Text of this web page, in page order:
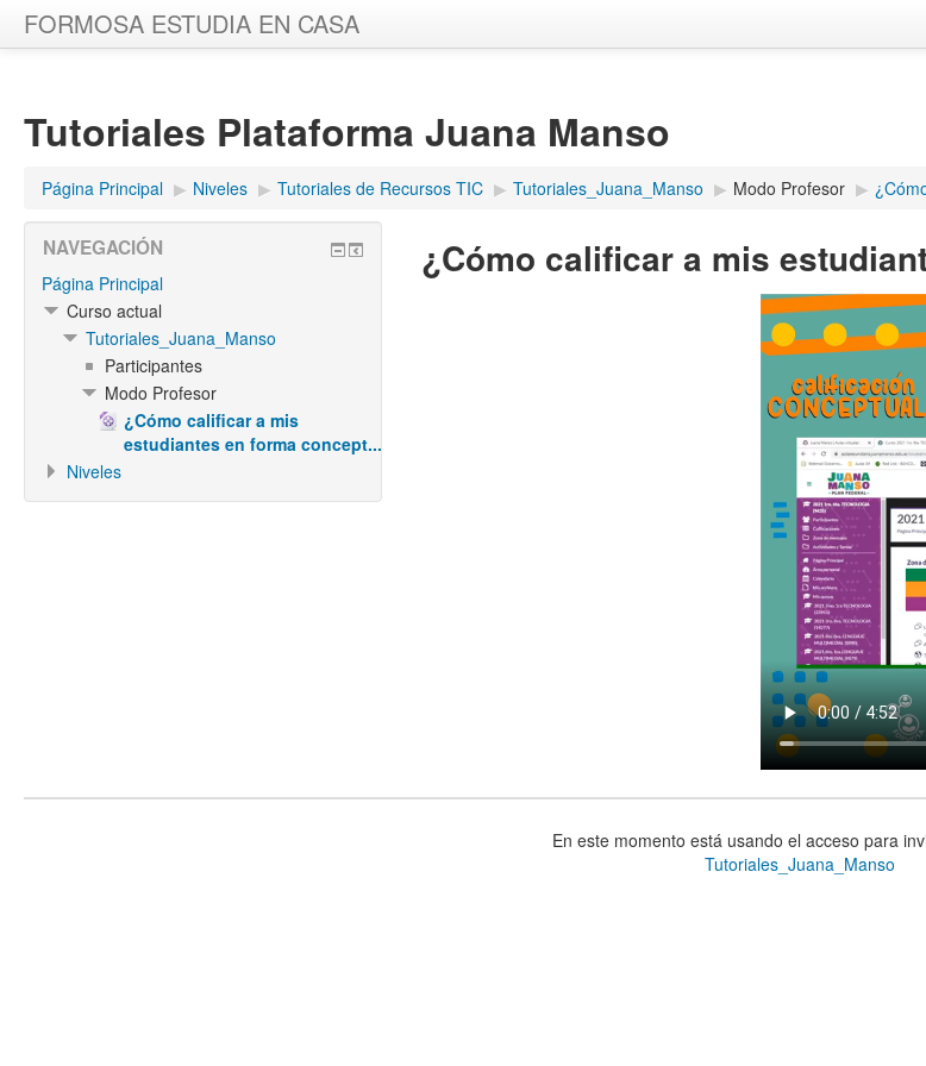
FORMOSA ESTUDIA EN CASA
Tutoriales Plataforma Juana Manso
Página Principal ▶︎ Niveles ▶︎ Tutoriales de Recursos TIC ▶︎ Tutoriales_Juana_Manso ▶︎ Modo Profesor ▶︎
¿Cómo calificar a mis
NAVEGACIÓN
Página Principal
Curso actual
Tutoriales_Juana_Manso
Participantes
Modo Profesor
¿Cómo calificar a mis
estudiantes en forma concept...
Niveles
En este momento está usando el acceso para
Tutoriales_Juana_Manso